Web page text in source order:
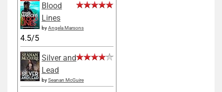
Blood
Lines
byAngela Marsons
4.5/5
Silver and
Lead
bySeanan McGuire